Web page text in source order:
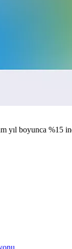
yıl boyunca %15